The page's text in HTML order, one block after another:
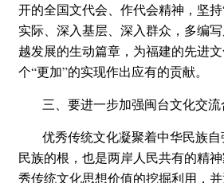
开的全国文代会、作代会精神，坚
实际、深入基层、深入群众，多编
越发展的生动篇章，为福建的先进
个“更加”的实现作出应有的贡献。
三、要进一步加强闽台文化交流
优秀传统文化凝聚着中华民族
民族的根，也是两岸人民共有的精
秀传统文化思想价值的挖掘利用，